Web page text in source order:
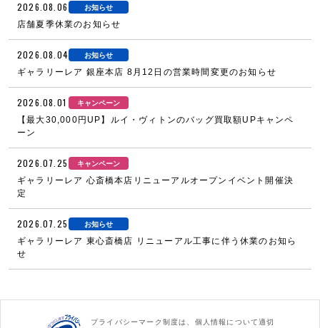
2026.08.06 お知らせ
店舗夏季休業のお知らせ
2026.08.04 お知らせ
ギャラリーレア 銀座本店 8月12日の営業時間変更のお知らせ
2026.08.01 キャンペーン
【最大30,000円UP】ルイ・ヴィトンのバッグ買取額UPキャンペ
ーン
2026.07.25 キャンペーン
ギャラリーレア 心斎橋本店リニューアルオープンイベント開催決
定
2026.07.25 お知らせ
ギャラリーレア 東心斎橋店 リニューアル工事に伴う休業のお知ら
せ
プライバシーマーク制度は、個人情報について適切